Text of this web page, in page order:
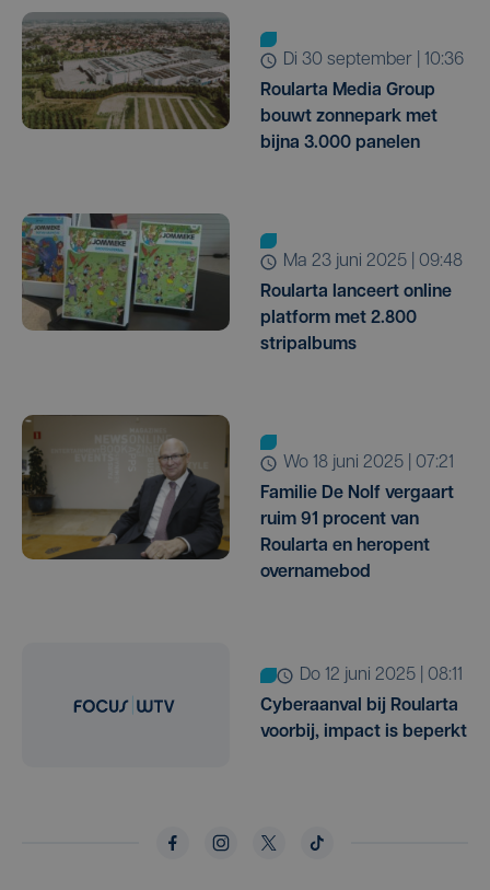
di 30 september | 10:36
Roularta Media Group
bouwt zonnepark met
bijna 3.000 panelen
ma 23 juni 2025 | 09:48
Roularta lanceert online
platform met 2.800
stripalbums
wo 18 juni 2025 | 07:21
Familie De Nolf vergaart
ruim 91 procent van
Roularta en heropent
overnamebod
do 12 juni 2025 | 08:11
Cyberaanval bij Roularta
voorbij, impact is beperkt